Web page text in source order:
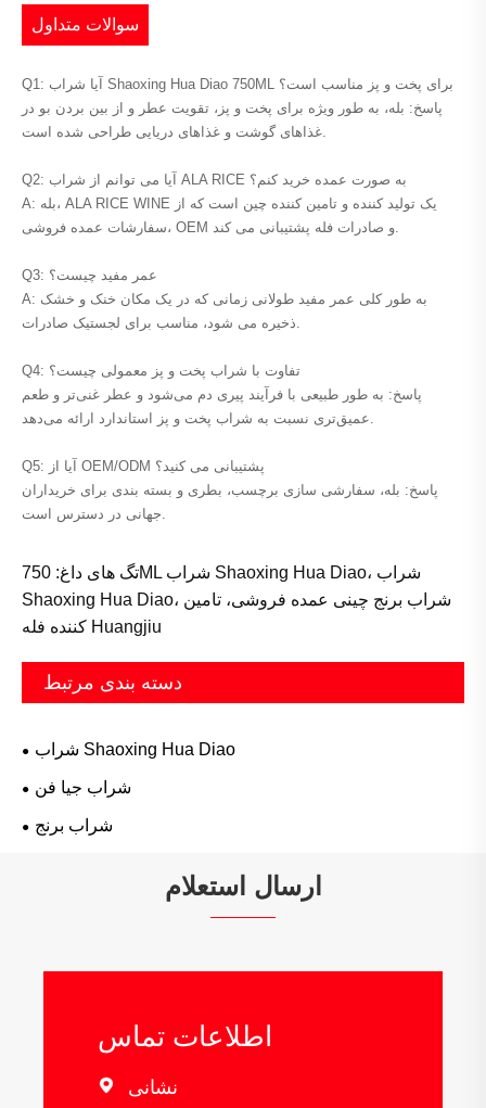
سوالات متداول
Q1: آیا شراب Shaoxing Hua Diao 750ML برای پخت و پز مناسب است؟
پاسخ: بله، به طور ویژه برای پخت و پز، تقویت عطر و از بین بردن بو در
Q2: آیا می توانم از شراب ALA RICE به صورت عمده خرید کنم؟
A: بله، ALA RICE WINE یک تولید کننده و تامین کننده چین است که از
Q3: عمر مفید چیست؟
A: به طور کلی عمر مفید طولانی زمانی که در یک مکان خنک و خشک
Q4: تفاوت با شراب پخت و پز معمولی چیست؟
پاسخ: به طور طبیعی با فرآیند پیری دم می‌شود و عطر غنی‌تر و طعم
Q5: آیا از OEM/ODM پشتیبانی می کنید؟
پاسخ: بله، سفارشی سازی برچسب، بطری و بسته بندی برای خریداران
تگ های داغ: 750ML شراب Shaoxing Hua Diao، شراب
Shaoxing Hua Diao، شراب برنج چینی عمده فروشی، تامین
کننده فله Huangjiu
دسته بندی مرتبط
شراب Shaoxing Hua Diao
شراب جیا فن
شراب برنج
ارسال استعلام
اطلاعات تماس
 نشانی